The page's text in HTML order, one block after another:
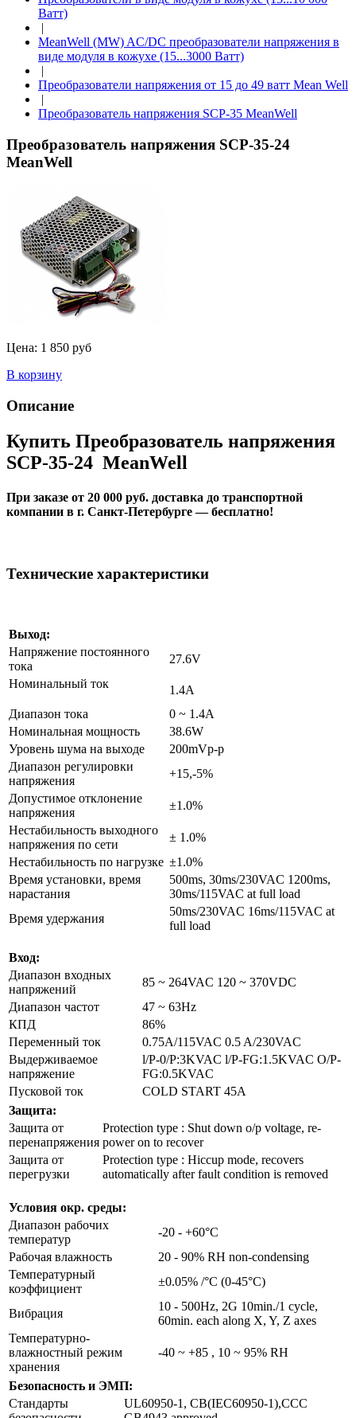
Ватт)
|
MeanWell (MW) AC/DC преобразователи напряжения в
виде модуля в кожухе (15...3000 Ватт)
|
Преобразователи напряжения от 15 до 49 ватт Mean Well
|
Преобразователь напряжения SCP-35 MeanWell
Преобразователь напряжения SCP-35-24
MeanWell
Цена: 1 850 руб
В корзину
Описание
Купить Преобразователь напряжения
SCP-35-24 MeanWell
При заказе от 20 000 руб. доставка до транспортной
компании в г. Санкт-Петербурге — бесплатно!
Технические характеристики
Выход:
Напряжение постоянного
тока
27.6V
Номинальный ток
1.4A
Диапазон тока
0 ~ 1.4A
Номинальная мощность
38.6W
Уровень шума на выходе
200mVp-p
Диапазон регулировки
напряжения
+15,-5%
Допустимое отклонение
напряжения
±1.0%
Нестабильность выходного
напряжения по сети
± 1.0%
Нестабильность по нагрузке ±1.0%
Время установки, время
нарастания
500ms, 30ms/230VAC 1200ms,
30ms/115VAC at full load
Время удержания
50ms/230VAC 16ms/115VAC at
full load
Вход:
Диапазон входных
напряжений
85 ~ 264VAC 120 ~ 370VDC
Диапазон частот
47 ~ 63Hz
КПД
86%
Переменный ток
0.75A/115VAC 0.5 A/230VAC
Выдерживаемое
напряжение
l/P-0/P:3KVAC l/P-FG:1.5KVAC O/P-
FG:0.5KVAC
Пусковой ток
COLD START 45A
Защита:
Защита от
перенапряжения
Protection type : Shut down o/p voltage, re-
power on to recover
Защита от
перегрузки
Protection type : Hiccup mode, recovers
automatically after fault condition is removed
Условия окр. среды:
Диапазон рабочих
температур
-20 - +60°C
Рабочая влажность
20 - 90% RH non-condensing
Температурный
коэффициент
±0.05% /°C (0-45°C)
Вибрация
10 - 500Hz, 2G 10min./1 cycle,
60min. each along X, Y, Z axes
Температурно-
влажностный режим
хранения
-40 ~ +85 , 10 ~ 95% RH
Безопасность и ЭМП:
Стандарты
UL60950-1, CB(IEC60950-1),CCC